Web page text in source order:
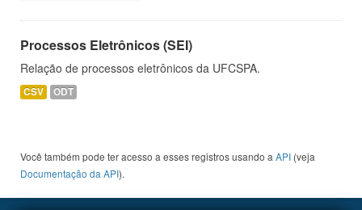
Processos Eletrônicos (SEI)
Relação de processos eletrônicos da UFCSPA.
CSV ODT
Você também pode ter acesso a esses registros usando a API (veja
Documentação da API).